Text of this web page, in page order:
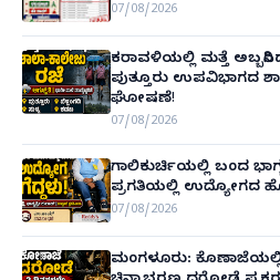
07/08/2026
ಕರಾವಳಿಯಲ್ಲಿ ಮತ್ತೆ
ಪುತ್ತೂರು ಉಪವಿಭಾಗದ
ಘೋಷಣೆ!
07/08/2026
ಗಾಲಿಕುರ್ಚಿಯಲ್ಲಿ ಬಂದ
ಪ್ರಗತಿಯಲ್ಲಿ ಉದ್ಯೋಗದ
07/08/2026
ಮಂಗಳೂರು: